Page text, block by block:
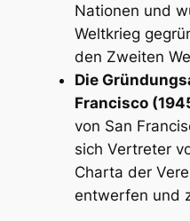
Nationen und
Weltkrieg
den Zweiten
Die
Francisco
von San
sich Vertreter
Charta der
entwerfen und